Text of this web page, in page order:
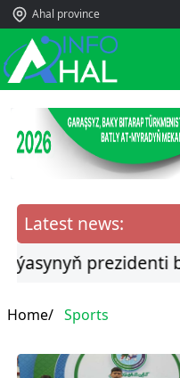
Ahal province
Latest news:
prezidenti
Home/ Sports